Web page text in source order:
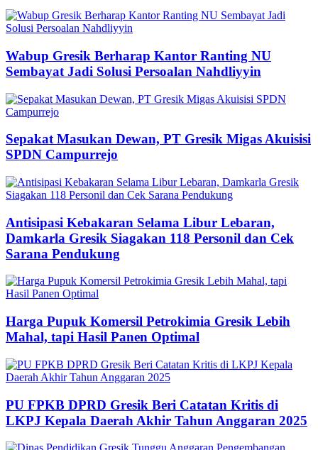
Wabup Gresik Berharap Kantor Ranting NU
Sembayat Jadi Solusi Persoalan Nahdliyyin
Sepakat Masukan Dewan, PT Gresik Migas Akuisisi
SPDN Campurrejo
Antisipasi Kebakaran Selama Libur Lebaran,
Damkarla Gresik Siagakan 118 Personil dan Cek
Sarana Pendukung
Harga Pupuk Komersil Petrokimia Gresik Lebih
Mahal, tapi Hasil Panen Optimal
PU FPKB DPRD Gresik Beri Catatan Kritis di
LKPJ Kepala Daerah Akhir Tahun Anggaran 2025